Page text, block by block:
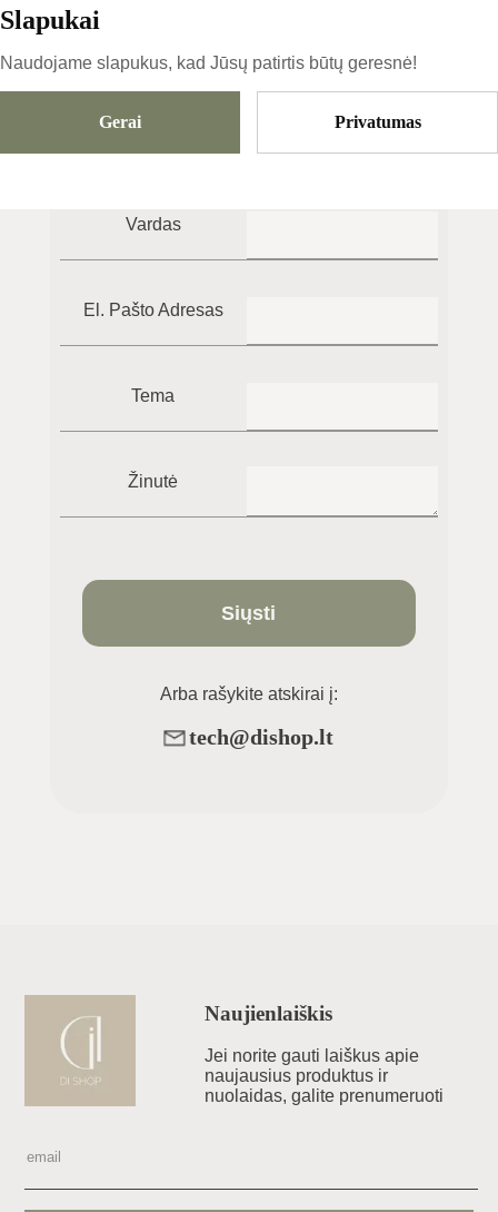
Slapukai
Naudojame slapukus, kad Jūsų patirtis būtų geresnė!
Gerai Privatumas
Iškilo techninių nesklandumų ar turite su
Vardas
El. Pašto Adresas
Tema
Žinutė
Siųsti
Arba rašykite atskirai į:
tech@dishop.lt
Naujienlaiškis
Jei norite gauti laiškus apie
naujausius produktus ir
nuolaidas, galite prenumeruoti